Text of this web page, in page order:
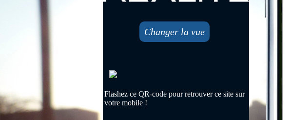
Changer la vue
Flashez ce QR-code pour retrouver ce site sur
votre mobile !